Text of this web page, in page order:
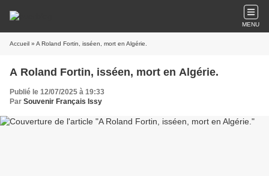
MENU
Accueil » A Roland Fortin, isséen, mort en Algérie.
A Roland Fortin, isséen, mort en Algérie.
Publié le 12/07/2025 à 19:33
Par Souvenir Français Issy